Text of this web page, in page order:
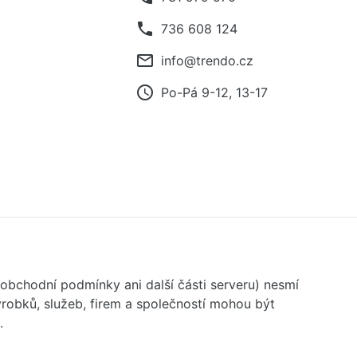
phone 736 608 124
mail_outline info@trendo.cz
access_time Po-Pá 9-12, 13-17
podmínky ani další části serveru) nesmí
služeb, firem a společností mohou být